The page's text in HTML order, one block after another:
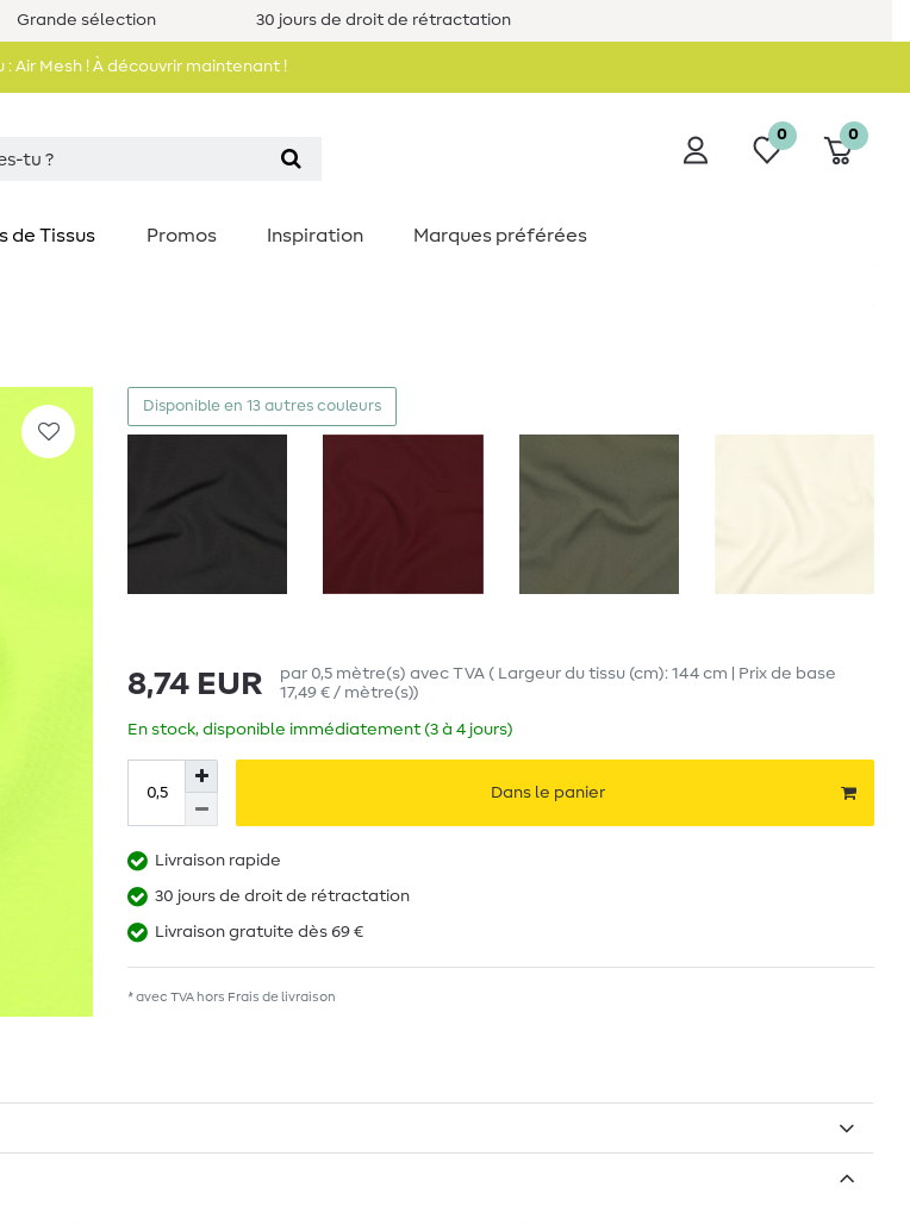
Grande sélection 30 jours de droit de rétractation
: Air Mesh ! À découvrir maintenant !
0 0
de Tissus Promos Inspiration Marques préférées
Disponible en 13 autres couleurs
8,74 EUR par 0,5 mètre(s) avec TVA ( Largeur du tissu (cm): 144 cm | Prix de base
17,49 € / mètre(s))
En stock, disponible immédiatement (3 à 4 jours)
Dans le panier
Livraison rapide
30 jours de droit de rétractation
Livraison gratuite dès 69 €
* avec TVA hors Frais de livraison